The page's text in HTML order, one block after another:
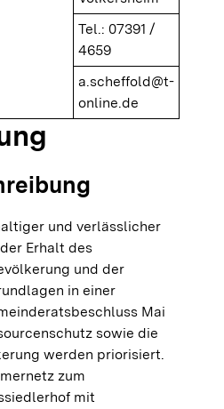
Tel.: 07391 /
4659
a.scheffold@t-
online.de
und verlässlicher
Erhalt des
und der
in einer
Mai
sowie die
werden priorisiert.
zum
mit